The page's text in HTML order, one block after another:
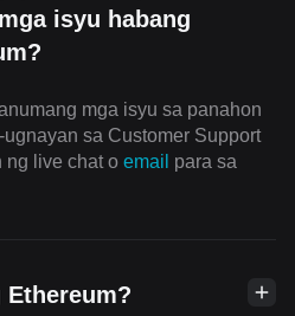
isyu habang
mga isyu sa panahon
sa Customer Support
ng live chat o email para sa
Ethereum?